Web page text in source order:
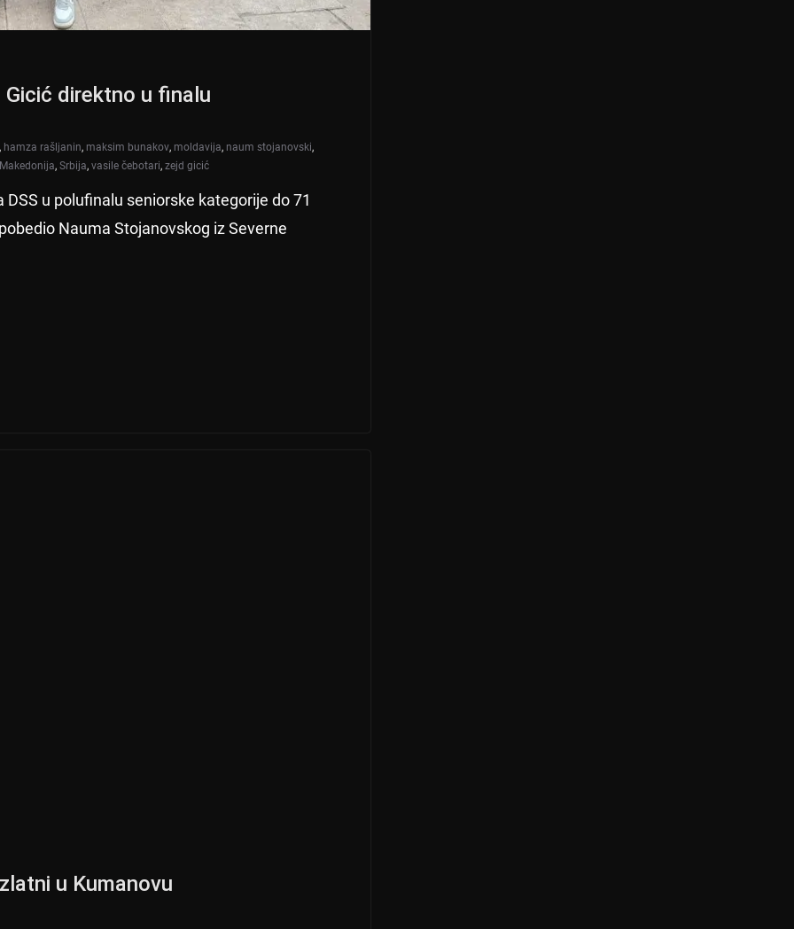
direktno u finalu
, hamza rašljanin, maksim bunakov, moldavija, naum stojanovski,
, Srbija, vasile čebotari, zejd gicić
u polufinalu seniorske kategorije do 71
Nauma Stojanovskog iz Severne
u Kumanovu